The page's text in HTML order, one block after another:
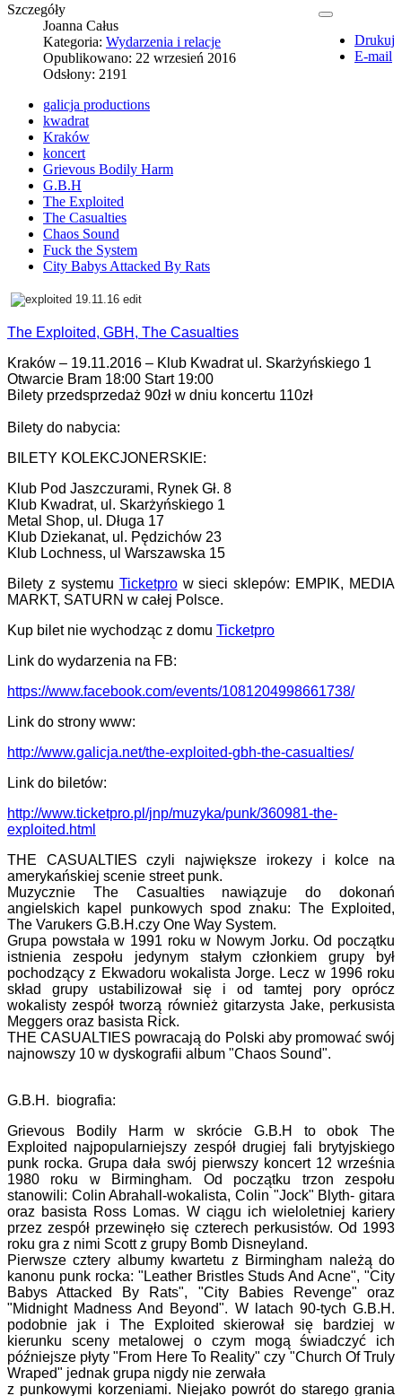
Drukuj
E-mail
Szczegóły
Joanna Całus
Kategoria: Wydarzenia i relacje
Opublikowano: 22 wrzesień 2016
Odsłony: 2191
galicja productions
kwadrat
Kraków
koncert
Grievous Bodily Harm
G.B.H
The Exploited
The Casualties
Chaos Sound
Fuck the System
City Babys Attacked By Rats
The Exploited, GBH, The Casualties
Kraków – 19.11.2016 – Klub Kwadrat ul. Skarżyńskiego 1
Otwarcie Bram 18:00 Start 19:00
Bilety przedsprzedaż 90zł w dniu koncertu 110zł
Bilety do nabycia:
BILETY KOLEKCJONERSKIE:
Klub Pod Jaszczurami, Rynek Gł. 8
Klub Kwadrat, ul. Skarżyńskiego 1
Metal Shop, ul. Długa 17
Klub Dziekanat, ul. Pędzichów 23
Klub Lochness, ul Warszawska 15
Bilety z systemu Ticketprow sieci sklepów: EMPIK, MEDIA
MARKT, SATURN w całej Polsce.
Kup bilet nie wychodząc z domu Ticketpro
Link do wydarzenia na FB:
https://www.facebook.com/events/1081204998661738/
Link do strony www:
http://www.galicja.net/the-exploited-gbh-the-casualties/
Link do biletów:
http://www.ticketpro.pl/jnp/muzyka/punk/360981-the-
exploited.html
THE CASUALTIES czyli największe irokezy i kolce na
amerykańskiej scenie street punk.
Muzycznie The Casualties nawiązuje do dokonań
angielskich kapel punkowych spod znaku: The Exploited,
The Varukers G.B.H.czy One Way System.
Grupa powstała w 1991 roku w Nowym Jorku. Od początku
istnienia zespołu jedynym stałym członkiem grupy był
pochodzący z Ekwadoru wokalista Jorge. Lecz w 1996 roku
skład grupy ustabilizował się i od tamtej pory oprócz
wokalisty zespół tworzą również gitarzysta Jake, perkusista
Meggers oraz basista Rick.
THE CASUALTIES powracają do Polski aby promować swój
najnowszy 10 w dyskografii album "Chaos Sound".
G.B.H. biografia:
Grievous Bodily Harm w skrócie G.B.H to obok The
Exploited najpopularniejszy zespół drugiej fali brytyjskiego
punk rocka. Grupa dała swój pierwszy koncert 12 września
1980 roku w Birmingham. Od początku trzon zespołu
stanowili: Colin Abrahall-wokalista, Colin "Jock" Blyth- gitara
oraz basista Ross Lomas. W ciągu ich wieloletniej kariery
przez zespół przewinęło się czterech perkusistów. Od 1993
roku gra z nimi Scott z grupy Bomb Disneyland.
Pierwsze cztery albumy kwartetu z Birmingham należą do
kanonu punk rocka: "Leather Bristles Studs And Acne", "City
Babys Attacked By Rats", "City Babies Revenge" oraz
"Midnight Madness And Beyond". W latach 90-tych G.B.H.
podobnie jak i The Exploited skierował się bardziej w
kierunku sceny metalowej o czym mogą świadczyć ich
późniejsze płyty "From Here To Reality" czy "Church Of Truly
Wraped" jednak grupa nigdy nie zerwała
z punkowymi korzeniami. Niejako powrót do starego grania